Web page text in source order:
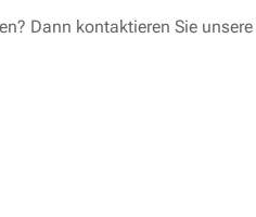
Dann kontaktieren Sie unsere